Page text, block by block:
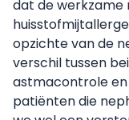
dat de
opzichte van de
verschil tussen
astmacontrole en
patiënten die